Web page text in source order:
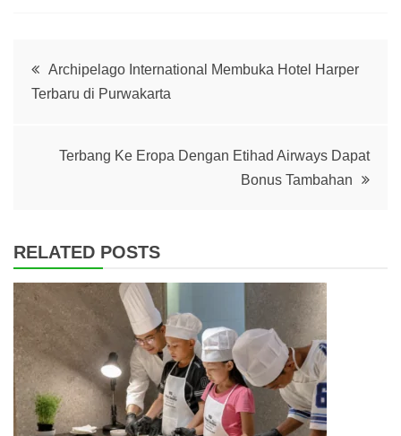
Post
Archipelago International Membuka Hotel Harper
Terbaru di Purwakarta
Terbang Ke Eropa Dengan Etihad Airways Dapat
Bonus Tambahan
RELATED POSTS